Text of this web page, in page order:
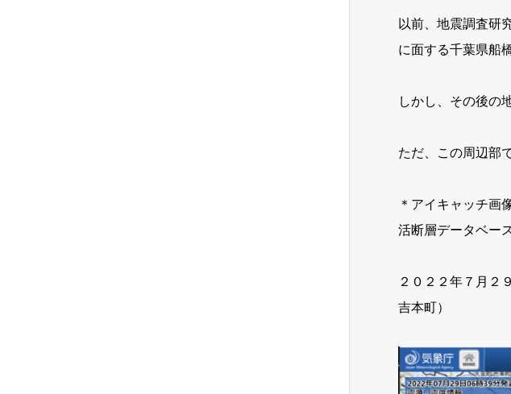
以前、地震調査研
に面する千葉県船
しかし、その後の
ただ、この周辺部
＊アイキャッチ画
活断層データベー
２０２２年７月２
吉本町）